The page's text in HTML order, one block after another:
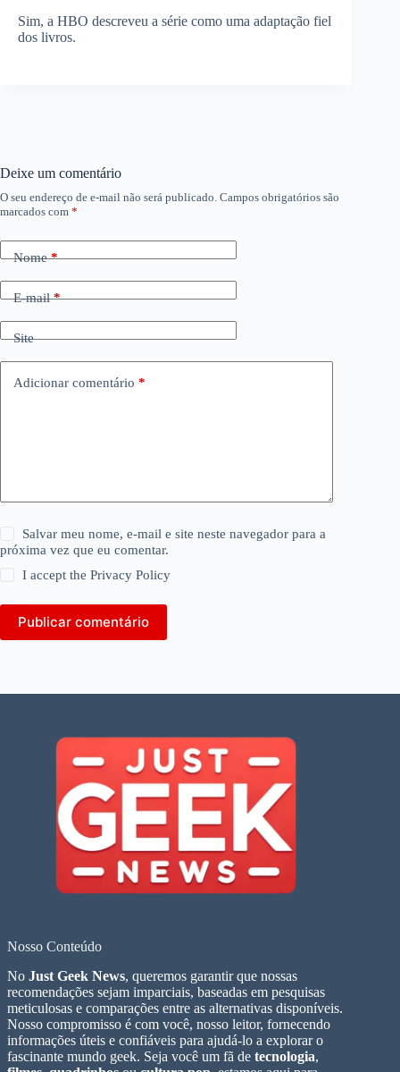
Sim, a HBO descreveu a série como uma adaptação fiel
dos livros.
Deixe um comentário
O seu endereço de e-mail não será publicado. Campos obrigatórios são
marcados com *
Nome*
E-mail*
Site
Adicionar comentário *
Salvar meu nome, e-mail e site neste navegador para a
próxima vez que eu comentar.
I accept thePrivacy Policy
Publicar comentário
Nosso Conteúdo
No Just Geek News, queremos garantir que nossas
recomendações sejam imparciais, baseadas em pesquisas
meticulosas e comparações entre as alternativas disponíveis.
Nosso compromisso é com você, nosso leitor, fornecendo
informações úteis e confiáveis para ajudá-lo a explorar o
fascinante mundo geek. Seja você um fã de tecnologia,